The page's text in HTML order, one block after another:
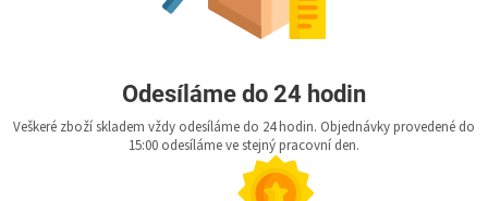
Odesíláme do 24 hodin
Veškeré zboží skladem vždy odesíláme do 24 hodin. Objednávky provedené do
15:00 odesíláme ve stejný pracovní den.